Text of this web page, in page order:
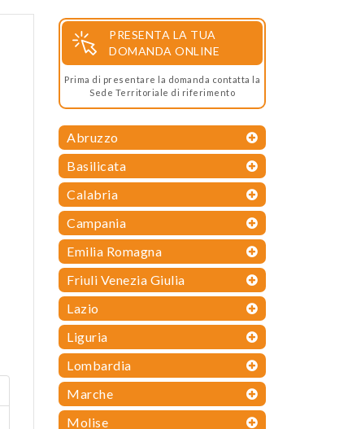
PRESENTA LA TUA
DOMANDA ONLINE
Prima di presentare la domanda contatta la
Sede Territoriale di riferimento
Abruzzo
Basilicata
Calabria
Campania
Emilia Romagna
Friuli Venezia Giulia
Lazio
Liguria
Lombardia
Marche
Molise